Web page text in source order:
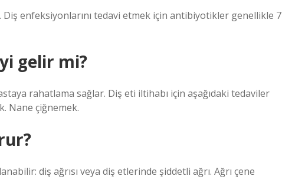
enfeksiyonlarını tedavi etmek için antibiyotikler genellikle 7
gelir mi?
rahatlama sağlar. Diş eti iltihabı için aşağıdaki tedaviler
Nane çiğnemek.
diş ağrısı veya diş etlerinde şiddetli ağrı. Ağrı çene